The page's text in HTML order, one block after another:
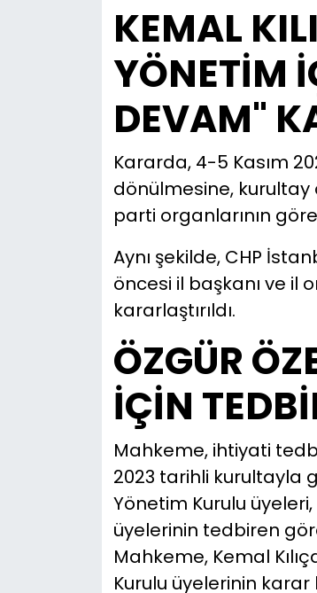
KEMAL
YÖNETİM
DEVAM"
Kararda, 4-5 Kasım
dönülmesine, kurultay
parti organlarının
Aynı şekilde, CHP
öncesi il başkanı ve il
kararlaştırıldı.
ÖZGÜR
İÇİN
Mahkeme, ihtiyati
2023 tarihli kurultayla
Yönetim Kurulu
üyelerinin tedbiren
Mahkeme, Kemal
Kurulu üyelerinin